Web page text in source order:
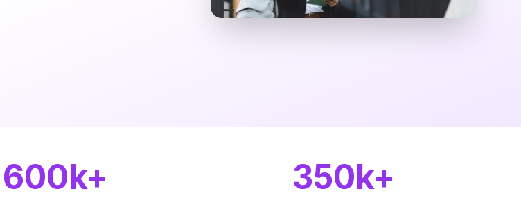
600k+ 350k+